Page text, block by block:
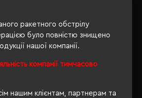
ракетного обстрілу
було повністю знищено
нашої компанії.
компанії тимчасово
нашим клієнтам, партнерам та